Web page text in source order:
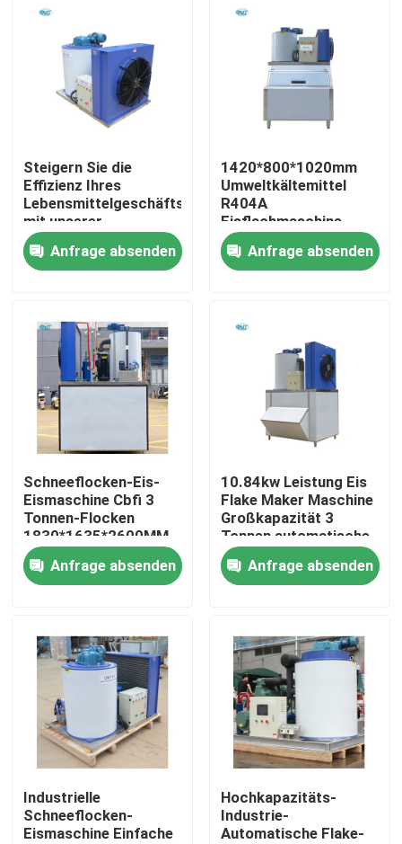
Zu Hause
Produkte
VR-Show
Über uns
Werksbesichtigung
Kontakt mit uns
Bitte um ein Angebot
große Kubik-Eismaschine
Steigern Sie die
Effizienz Ihres
Lebensmittelgeschäfts
mit unserer
industriellen Marokko
Flake Ice Machine
Anfrage absenden
1420*800*1020mm
Umweltkältemittel
R404A
Eisflachmaschine
500kg Schneeflach-
Eismaschine Direkt
Anfrage absenden
Schneeflocken-Eis-
Eismaschine Cbfi 3
Tonnen-Flocken
1830*1635*2600MM
10,84kw Eismaschine
Anfrage absenden
10.84kw Leistung Eis
Flake Maker Maschine
Großkapazität 3
Tonnen automatische
Steuerung
Anfrage absenden
Industrielle
Schneeflocken-
Eismaschine Einfache
Hochkapazitäts-
Industrie-
Automatische Flake-